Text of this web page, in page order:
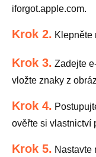
iforgot.apple.com.
Krok 2. Klepněte
Krok 3. Zadejte
vložte znaky z
Krok 4.
ověřte si vlastnictví
Krok 5. Nastavte